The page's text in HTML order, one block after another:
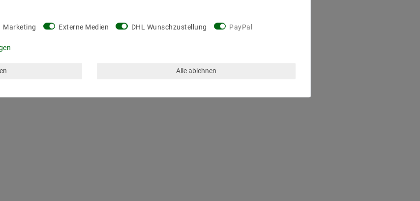
Marketing Externe Medien DHL Wunschzustellung PayPal
Alle ablehnen